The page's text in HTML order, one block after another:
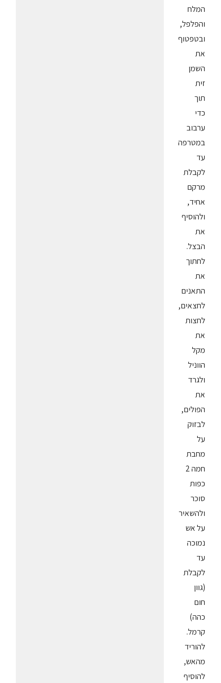
המלח
והפלפל,
ובטפטוף
את
השמן
זית
תוך
כדי
ערבוב
במטרפה
עד
לקבלת
מרקם
אחיד,
ולהוסיף
את
הבצל.
לחתוך
את
התאנים
לחצאים,
לחצות
את
מקל
הווניל
ולגרד
את
הפולים,
לבזוק
על
מחבת
חמה 2
כפות
סוכר
ולהשאיר
על אש
נמוכה
עד
לקבלת
(גוון
חום
כהה)
קרמל.
להוריד
מהאש,
להוסיף